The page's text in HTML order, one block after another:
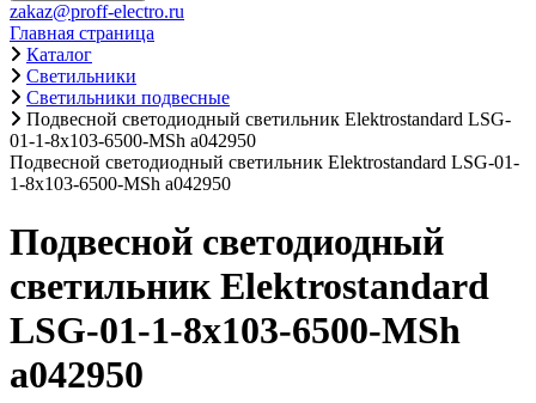
zakaz@proff-electro.ru
Главная страница
Каталог
Светильники
Светильники подвесные
Подвесной светодиодный светильник Elektrostandard LSG-
01-1-8x103-6500-MSh a042950
Подвесной светодиодный светильник Elektrostandard LSG-01-
1-8x103-6500-MSh a042950
Подвесной светодиодный
светильник Elektrostandard
LSG-01-1-8x103-6500-MSh
a042950